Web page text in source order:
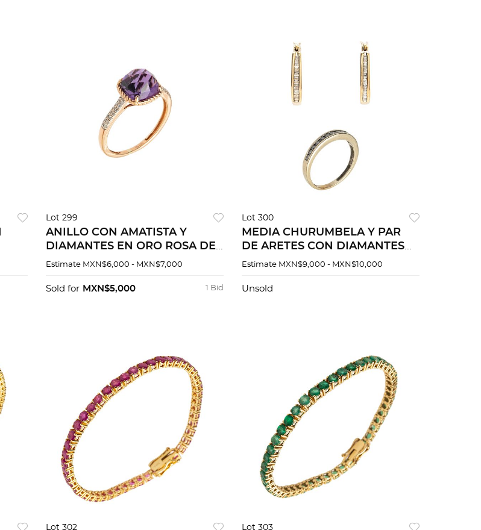
Lot 299
ANILLO CON AMATISTA Y
DIAMANTES EN ORO ROSA DE
14K
Estimate MXN$6,000 - MXN$7,000
1 Bid
Sold for MXN$5,000
Lot 300
MEDIA CHURUMBELA Y PAR
DE ARETES CON DIAMANTES
EN ORO BLANCO Y AMARILLO
Estimate MXN$9,000 - MXN$10,000
Unsold
Lot 302 Lot 303